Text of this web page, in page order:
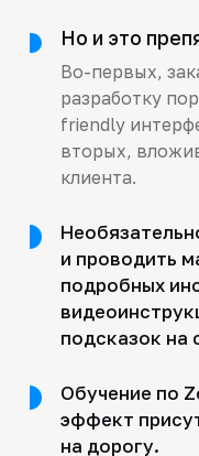
Но и это
Во-первых,
разработку
friendly
вторых,
клиента.
и проводить
подробных
подсказок на
Обучение по
эффект
на дорогу.